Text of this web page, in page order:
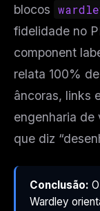
blocos
fidelidade no
component
relata 100%
âncoras, links
engenharia de
que diz
Conclusão:
Wardley